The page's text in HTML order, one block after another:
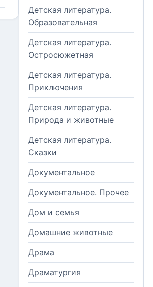
Детская литература.
Образовательная
Детская литература.
Остросюжетная
Детская литература.
Приключения
Детская литература.
Природа и животные
Детская литература.
Сказки
Документальное
Документальное. Прочее
Дом и семья
Домашние животные
Драма
Драматургия